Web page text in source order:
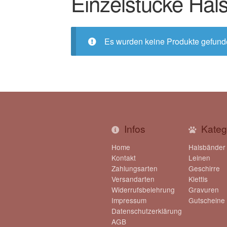
Es wurden keine Produkte
Infos
Home
Kontakt
Zahlungsarten
Versandarten
Widerrufsbelehrung
Impressum
Datenschutzerklärung
AGB
Halsbänder
Leinen
Geschirre
Klettis
Gravuren
Gutscheine